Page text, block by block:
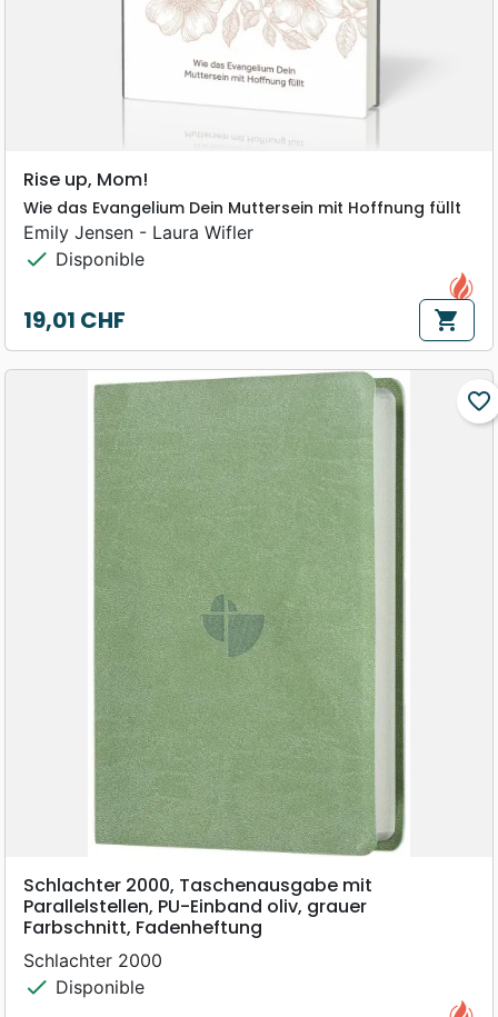
Rise up, Mom!
Wie das Evangelium Dein Muttersein mit Hoffnung füllt
Emily Jensen - Laura Wifler
check Disponible
Prix
19,01 CHF shopping_cart
favorite_border
Schlachter 2000, Taschenausgabe mit
Parallelstellen, PU-Einband oliv, grauer
Farbschnitt, Fadenheftung
Schlachter 2000
check Disponible